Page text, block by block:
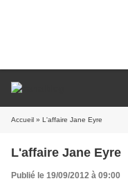
Accueil » L'affaire Jane Eyre
L'affaire Jane Eyre
Publié le 19/09/2012 à 09:00